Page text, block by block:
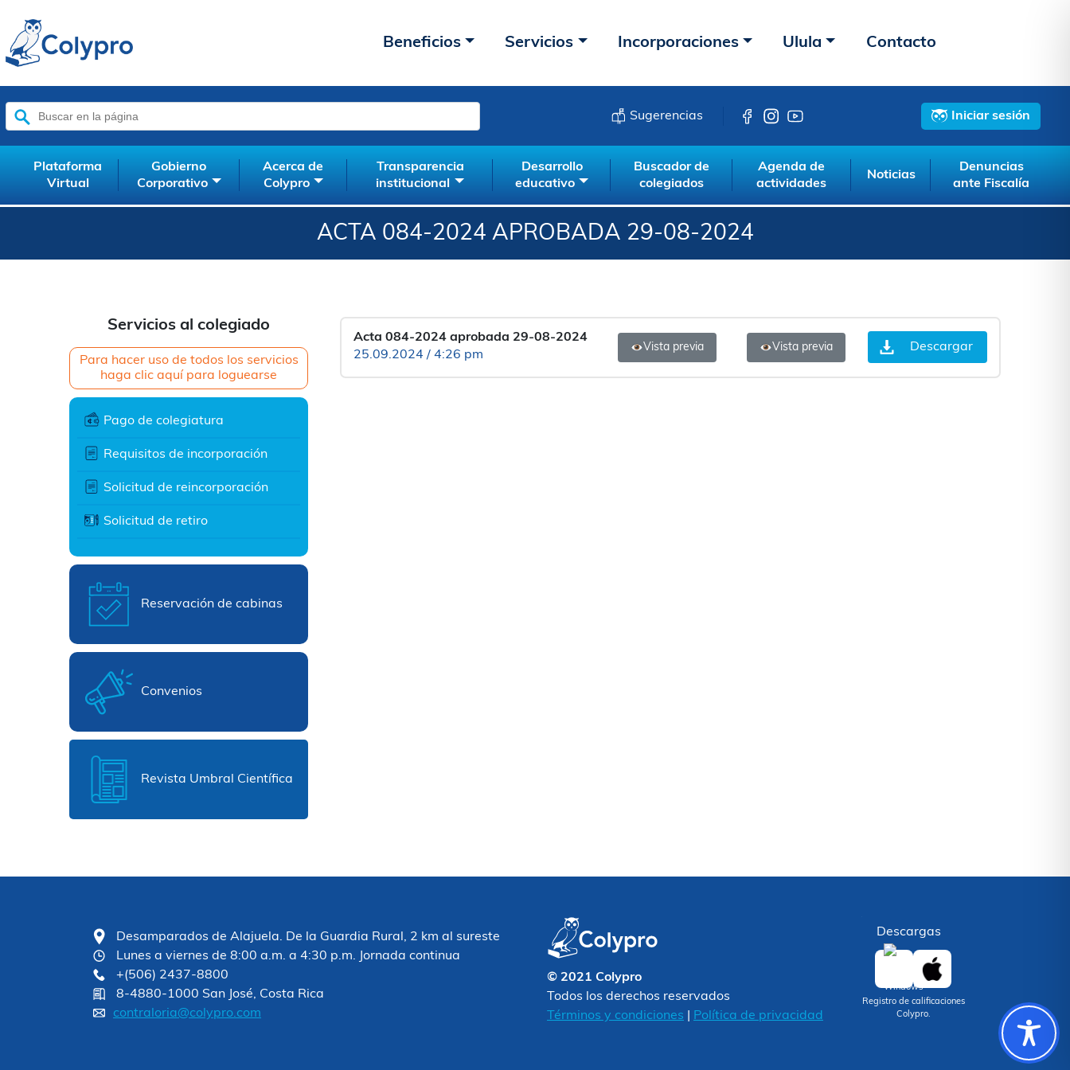
Beneficios Servicios Incorporaciones Ulula Contacto
Buscar:
Sugerencias Iniciar sesión
Plataforma
Virtual
Gobierno
Corporativo
Acerca de
Colypro
Transparencia
institucional
Desarrollo
educativo
Buscador de
colegiados
Agenda de
actividades
Noticias
Denuncias
ante Fiscalía
ACTA 084-2024 APROBADA 29-08-2024
Servicios al colegiado
Para hacer uso de todos los servicios
haga clic aquí para loguearse
Pago de colegiatura
Requisitos de incorporación
Solicitud de reincorporación
Solicitud de retiro
Reservación de cabinas
Convenios
Revista Umbral Científica
Acta 084-2024 aprobada 29-08-2024
25.09.2024 / 4:26 pm
Vista previa Vista previa Descargar
Desamparados de Alajuela. De la Guardia Rural, 2 km al sureste
Lunes a viernes de 8:00 a.m. a 4:30 p.m. Jornada continua
+(506) 2437-8800
8-4880-1000 San José, Costa Rica
contraloria@colypro.com
© 2021 Colypro
Todos los derechos reservados
Términos y condiciones
Política de privacidad
Descargas
Registro de calificaciones
Colypro.